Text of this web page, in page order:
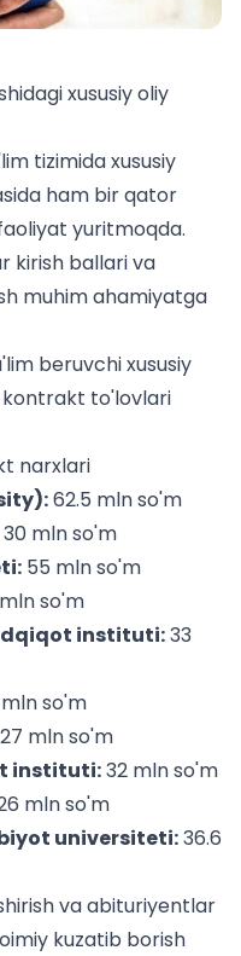
xususiy oliy
tizimida xususiy
ham bir qator
yuritmoqda.
kirish ballariva
muhim ahamiyatga
beruvchi xususiy
kontrakt to'lovlari
narxlari
62.5 mln so'm
30 mln so'm
55 mln so'm
so'm
instituti:33
so'm
27 mln so'm
instituti:32 mln so'm
mln so'm
universiteti:36.6
vaabituriyentlar
kuzatib borish